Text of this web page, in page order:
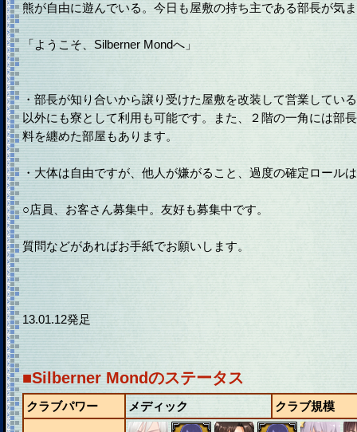
熊が自由に遊んでいる。今日も屋敷の持ち主である部長が気
「ようこそ、Silberner Mondへ」
・部長が知り合いから譲り受けた屋敷を改装して営業してい
以外にも寮として利用も可能です。また、２階の一角には部
料を纏めた部屋もあります。
・大体は自由ですが、他人が嫌がること、過度の確定ロール
○店員、お客さん募集中。友好も募集中です。
質問などがあればお手紙でお願いします。
13.01.12発足
■Silberner Mondのステータス
クラブパワー メディック クラブ規模